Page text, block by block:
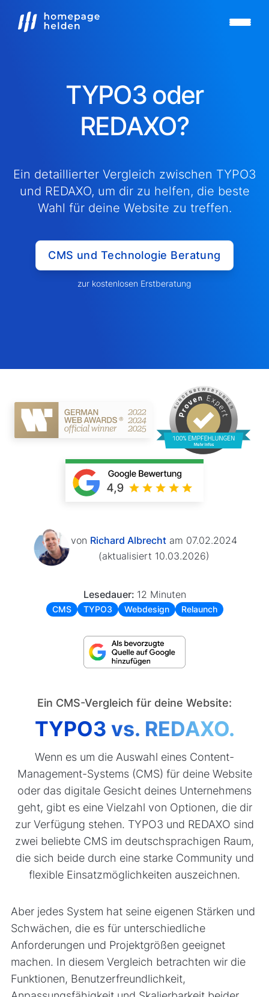
TYPO3 oder
REDAXO?
Ein detaillierter Vergleich zwischen TYPO3
und REDAXO, um dir zu helfen, die beste
Wahl für deine Website zu treffen.
CMS und Technologie Beratung
zur kostenlosen Erstberatung
von Richard Albrecht am 07.02.2024
(aktualisiert 10.03.2026)
Lesedauer: 12 Minuten
CMS TYPO3 Webdesign Relaunch
Ein CMS-Vergleich für deine Website:
TYPO3 vs. REDAXO.
Wenn es um die Auswahl eines Content-
Management-Systems (CMS) für deine Website
oder das digitale Gesicht deines Unternehmens
geht, gibt es eine Vielzahl von Optionen, die dir
zur Verfügung stehen. TYPO3 und REDAXO sind
zwei beliebte CMS im deutschsprachigen Raum,
die sich beide durch eine starke Community und
flexible Einsatzmöglichkeiten auszeichnen.
Aber jedes System hat seine eigenen Stärken und
Schwächen, die es für unterschiedliche
Anforderungen und Projektgrößen geeignet
machen. In diesem Vergleich betrachten wir die
Funktionen, Benutzerfreundlichkeit,